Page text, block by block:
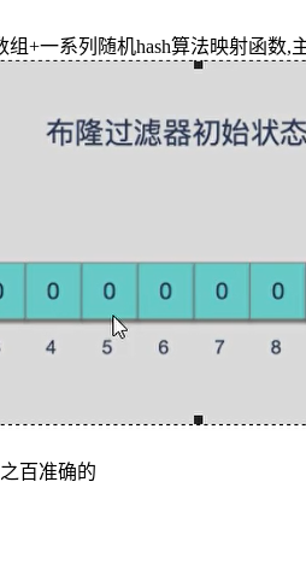
+一系列随机hash算法映射函数
百准确的